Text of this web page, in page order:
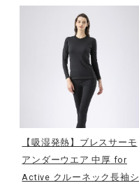
バレーボール
テニス／ソフト
バドミントン
陸上競技
【吸湿発熱】ブレスサーモ
アンダーウエア 中厚 for
Active クルーネック長袖シ